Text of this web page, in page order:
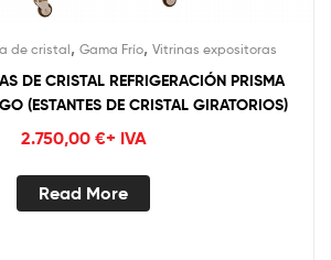
de cristal, Gama Frío, Vitrinas expositoras
DE CRISTAL REFRIGERACIÓN PRISMA
(ESTANTES DE CRISTAL GIRATORIOS)
2.750,00 €+ IVA
Read More